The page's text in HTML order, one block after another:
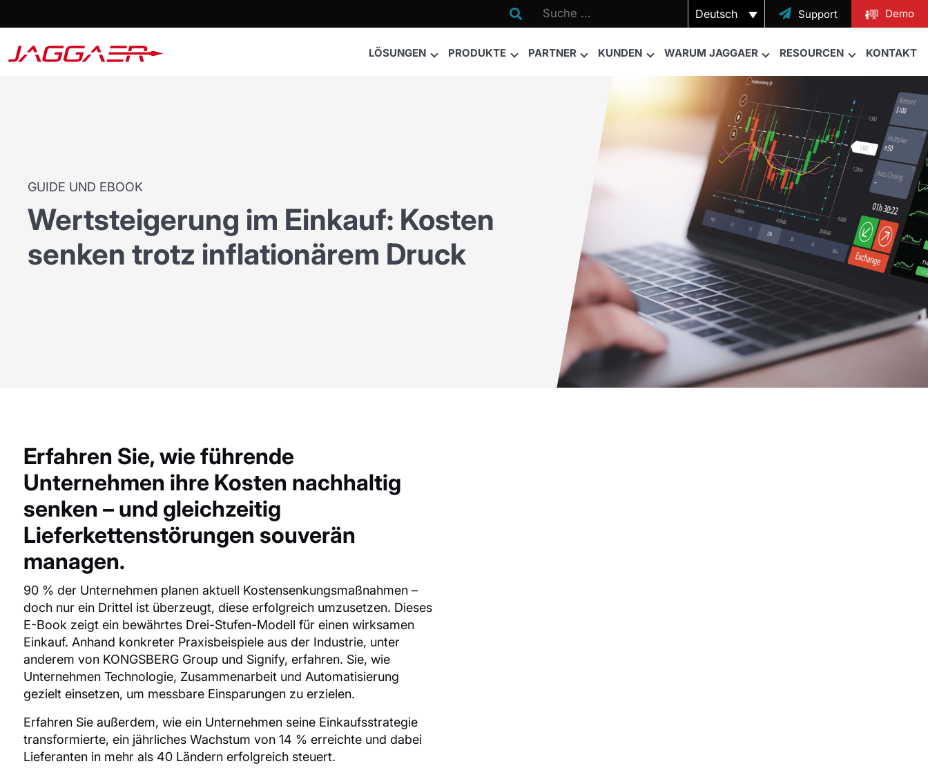
 Deutsch  Support Demo
LÖSUNGEN PRODUKTE PARTNER KUNDEN WARUM JAGGAER RESOURCEN KONTAKT
GUIDE UND EBOOK
Wertsteigerung im Einkauf: Kosten
senken trotz inflationärem Druck
Erfahren Sie, wie führende
Unternehmen ihre Kosten nachhaltig
senken – und gleichzeitig
Lieferkettenstörungen souverän
managen.
90 % der Unternehmen planen aktuell Kostensenkungsmaßnahmen –
doch nur ein Drittel ist überzeugt, diese erfolgreich umzusetzen. Dieses
E-Book zeigt ein bewährtes Drei-Stufen-Modell für einen wirksamen
Einkauf. Anhand konkreter Praxisbeispiele aus der Industrie, unter
anderem von KONGSBERG Group und Signify, erfahren. Sie, wie
Unternehmen Technologie, Zusammenarbeit und Automatisierung
gezielt einsetzen, um messbare Einsparungen zu erzielen.
Erfahren Sie außerdem, wie ein Unternehmen seine Einkaufsstrategie
transformierte, ein jährliches Wachstum von 14 % erreichte und dabei
Lieferanten in mehr als 40 Ländern erfolgreich steuert.